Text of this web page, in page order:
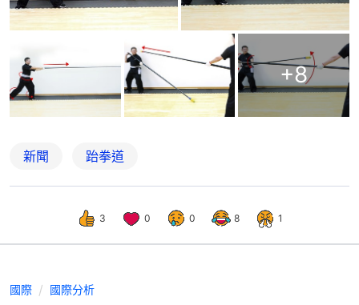
+8
新聞 跆拳道
3 0 0 8 1
國際 國際分析